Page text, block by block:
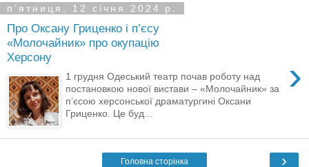
пʼятниця, 12 січня 2024 р.
Про Оксану Гриценко і п’єсу
«Молочайник» про окупацію
Херсону
›
1 грудня Одеський театр почав роботу над
постановкою нової вистави – «Молочайник» за
п’єсою херсонської драматургині Оксани
Гриценко. Це буд...
›
Головна сторінка